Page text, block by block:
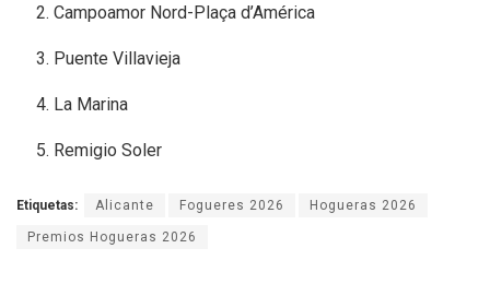
Campoamor Nord-Plaça d’América
Puente Villavieja
La Marina
Remigio Soler
Etiquetas: Alicante Fogueres 2026 Hogueras 2026
Premios Hogueras 2026